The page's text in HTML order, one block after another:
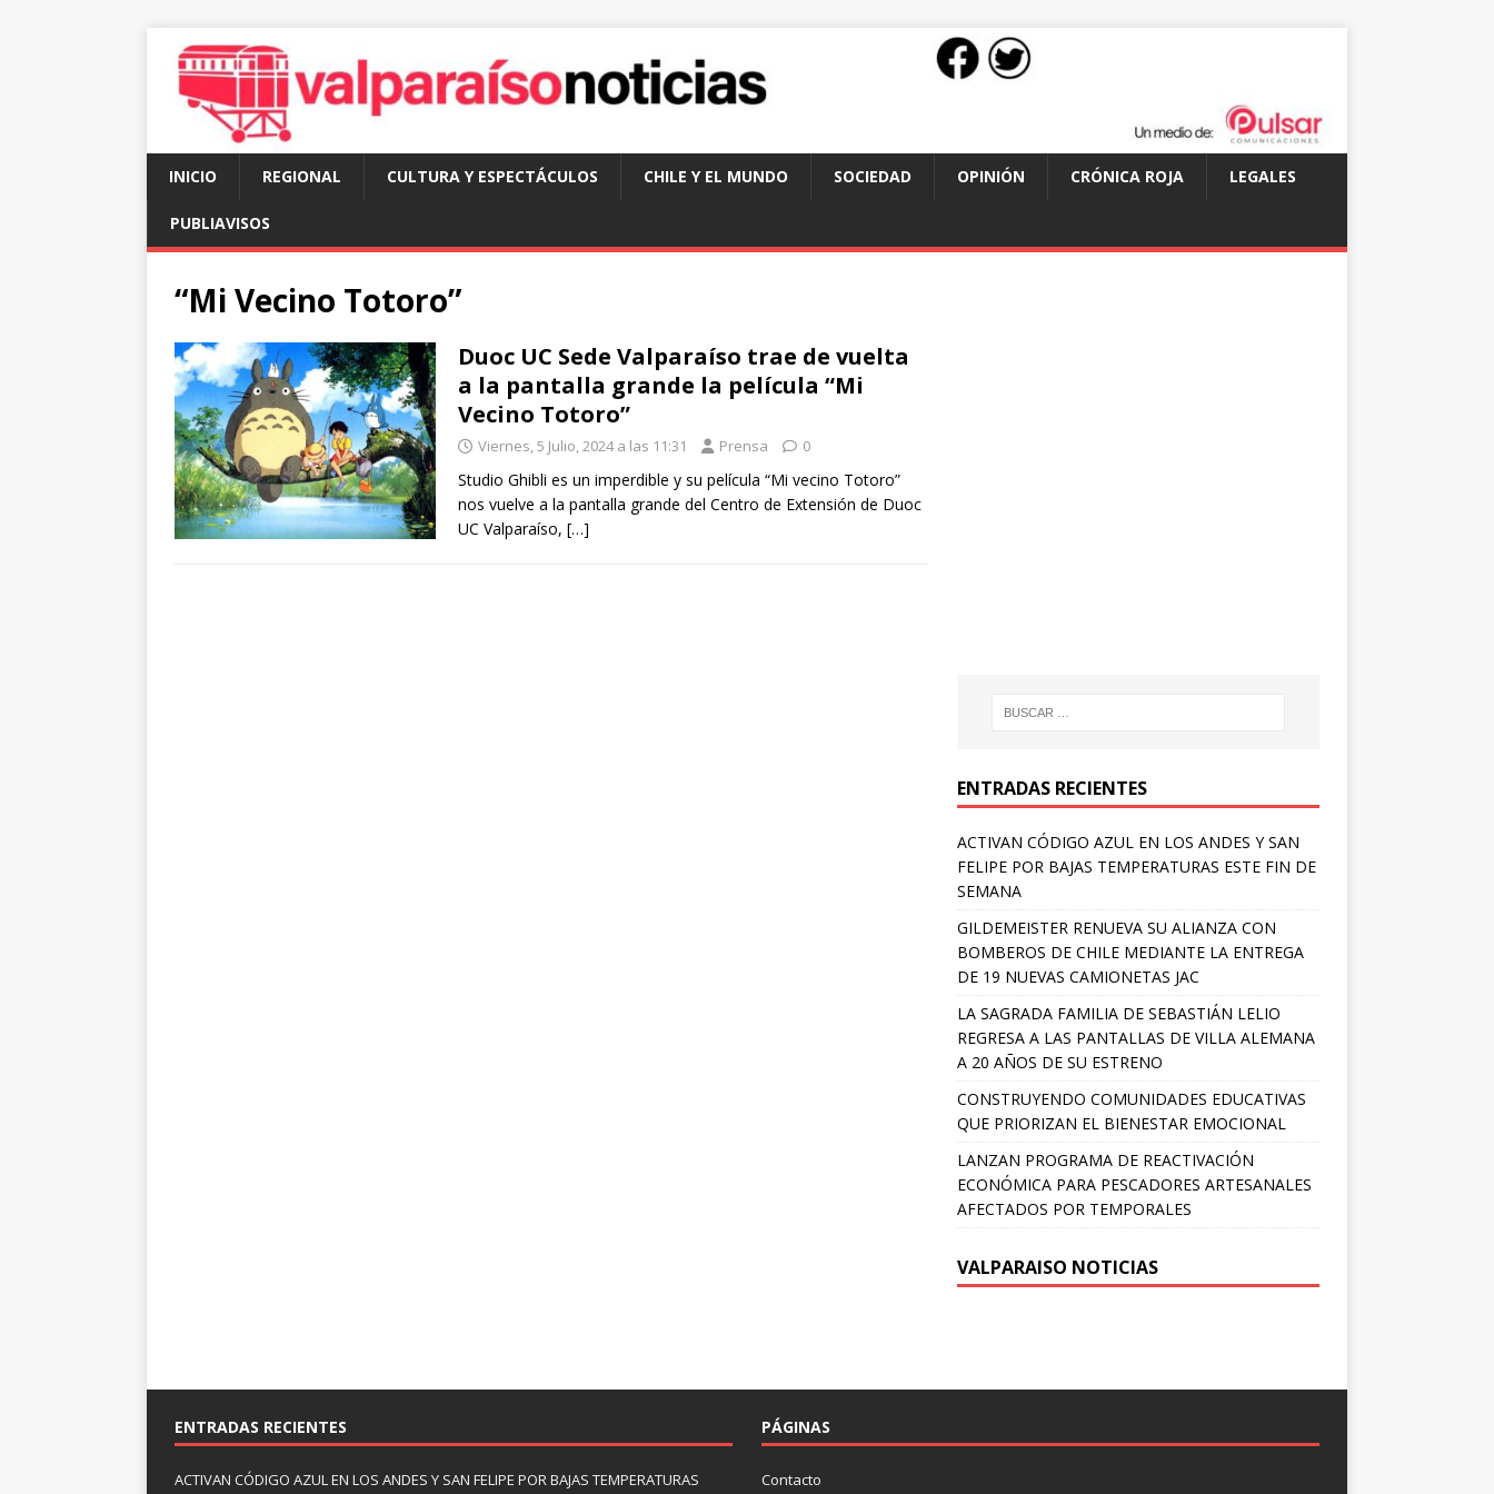
INICIO REGIONAL CULTURA Y ESPECTÁCULOS CHILE Y EL MUNDO SOCIEDAD OPINIÓN CRÓNICA ROJA LEGALES
PUBLIAVISOS
“Mi Vecino Totoro”
Duoc UC Sede Valparaíso trae de vuelta
a la pantalla grande la película “Mi
Vecino Totoro”
Viernes, 5 Julio, 2024 a las 11:31 Prensa 0
Studio Ghibli es un imperdible y su película “Mi vecino Totoro”
nos vuelve a la pantalla grande del Centro de Extensión de Duoc
UC Valparaíso, […]
ENTRADAS RECIENTES
ACTIVAN CÓDIGO AZUL EN LOS ANDES Y SAN
FELIPE POR BAJAS TEMPERATURAS ESTE FIN DE
SEMANA
GILDEMEISTER RENUEVA SU ALIANZA CON
BOMBEROS DE CHILE MEDIANTE LA ENTREGA
DE 19 NUEVAS CAMIONETAS JAC
LA SAGRADA FAMILIA DE SEBASTIÁN LELIO
REGRESA A LAS PANTALLAS DE VILLA ALEMANA
A 20 AÑOS DE SU ESTRENO
CONSTRUYENDO COMUNIDADES EDUCATIVAS
QUE PRIORIZAN EL BIENESTAR EMOCIONAL
LANZAN PROGRAMA DE REACTIVACIÓN
ECONÓMICA PARA PESCADORES ARTESANALES
AFECTADOS POR TEMPORALES
VALPARAISO NOTICIAS
ENTRADAS RECIENTES
ACTIVAN CÓDIGO AZUL EN LOS ANDES Y SAN FELIPE POR BAJAS TEMPERATURAS
PÁGINAS
Contacto